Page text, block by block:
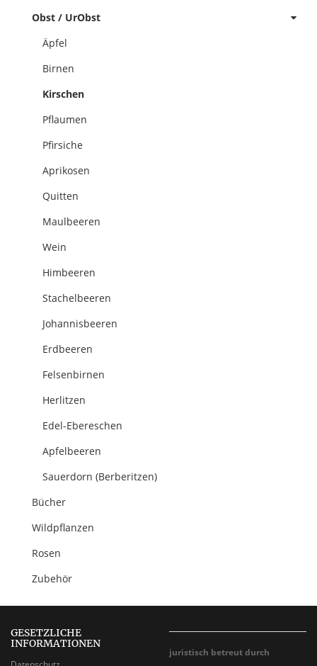
Obst / UrObst
Äpfel
Birnen
Kirschen
Pflaumen
Pfirsiche
Aprikosen
Quitten
Maulbeeren
Wein
Himbeeren
Stachelbeeren
Johannisbeeren
Erdbeeren
Felsenbirnen
Herlitzen
Edel-Ebereschen
Apfelbeeren
Sauerdorn (Berberitzen)
Bücher
Wildpflanzen
Rosen
Zubehör
GESETZLICHE
INFORMATIONEN
juristisch betreut durch